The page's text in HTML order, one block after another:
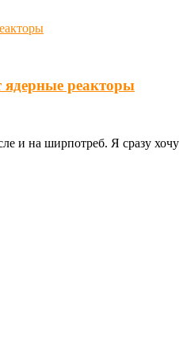
реакторы
и на ширпотреб. Я сразу хочу